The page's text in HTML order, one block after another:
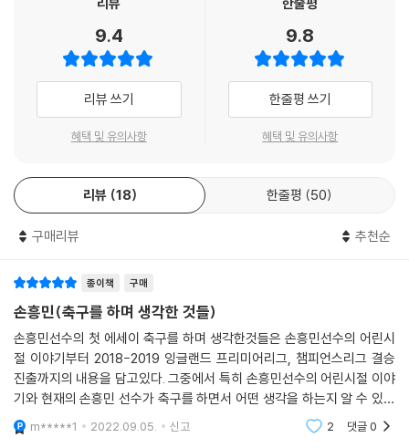
기를 익힌 손흥민은 독일 함부르크로 스카우트되어 선진 축구를 접할 수
있었다. 어린 나이부터 승부에 연연하지 않는 자유분방한 분위기 속에 축
구 자체를 즐길 수 있었던 것이 손흥민의 독특한 아이덴티티를 완성한 또
다른 요인이기도 할 것이다.
으로 그를 응원하게 한다. 그에게서는 최근의 한국인들이 잃어버린 열정의
냄새가 난다. 취업의 문턱은 갈수록 높아지고 한 성인의 몫을 제대로 해내
기가 너무나 어려워진 현실에서 청년들은 더더욱 자유롭게 꿈을 꾸기가 어
렵다. 그러나 손흥민은 불가능한 꿈을 꾸는 것이 결코 무의미한 일이 아님
흘리는 눈물에서, 우리는 두려움 없이 한계에 부딪쳤던 한 청년의 뜨거운
노력과 열정을 느끼고는 경기 결과와 상관없이 그에게 진심 어린 박수를
보내는 것이다.
아직도 성장하고 있는 진행형 레전드 손흥민,
축구 외적으로는 볼 수도 들을 수도 없었던 그의 진심
스물일곱 한 청년의 ‘축구를 하며 생각한 것들’
9.4
리뷰 쓰기
혜택 및 유의사항
9.8
한줄평 쓰기
혜택 및 유의사항
리뷰 18 한줄평 50
구매리뷰 추천순
종이책 구매
손흥민(축구를 하며 생각한 것들)
손흥민선수의 첫 에세이 축구를 하며 생각한것들은 손흥민선수의 어린시
절 이야기부터 2018-2019 잉글랜드 프리미어리그, 챔피언스리그 결승
진출까지의 내용을 담고있다. 그중에서 특히 손흥민선수의 어린시절 이야
기와 현재의 손흥민 선수가 축구를 하면서 어떤 생각을 하는지 알 수 있게
되어서 유익했다. 현재의 손흥민선수는 토트넘의 현재진행형 레전드이며,
프리미어리그 득점
m*****1 2022.09.05. 신고 2 댓글0